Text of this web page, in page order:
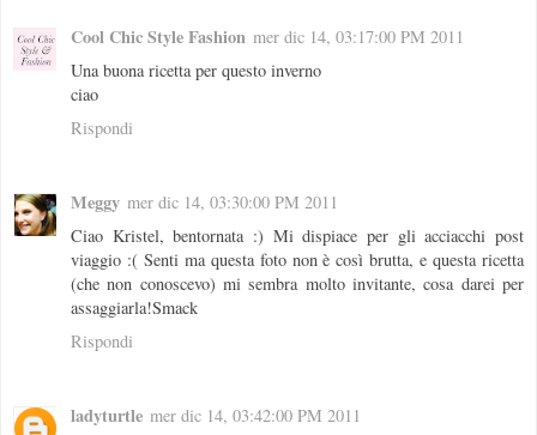
Cool Chic Style Fashion mer dic 14, 03:17:00 PM 2011
Una buona ricetta per questo inverno
ciao
Rispondi
Meggy mer dic 14, 03:30:00 PM 2011
Ciao Kristel, bentornata :) Mi dispiace per gli acciacchi post
viaggio :( Senti ma questa foto non è così brutta, e questa ricetta
(che non conoscevo) mi sembra molto invitante, cosa darei per
assaggiarla!Smack
Rispondi
ladyturtle mer dic 14, 03:42:00 PM 2011